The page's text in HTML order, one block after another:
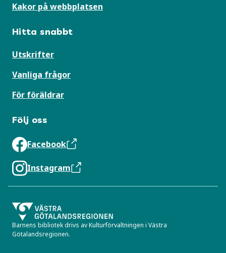
Kakor på webbplatsen
Hitta snabbt
Utskrifter
Vanliga frågor
För föräldrar
Följ oss
Facebook
Instagram
Barnens bibliotek drivs av Kulturförvaltningen i Västra
Götalandsregionen.